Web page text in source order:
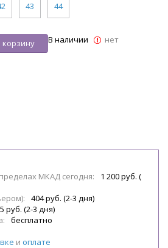
43 44
корзину В наличии нет
МКАД сегодня:
1 200 руб. (
404 руб. (2-3 дня)
руб. (2-3 дня)
бесплатно
и оплате